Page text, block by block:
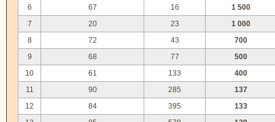
6
67 16
1 500
7
20 23
1 000
8
72 43
700
9
68 77
500
10
61 133
400
11
90 285
137
12
84 395
133